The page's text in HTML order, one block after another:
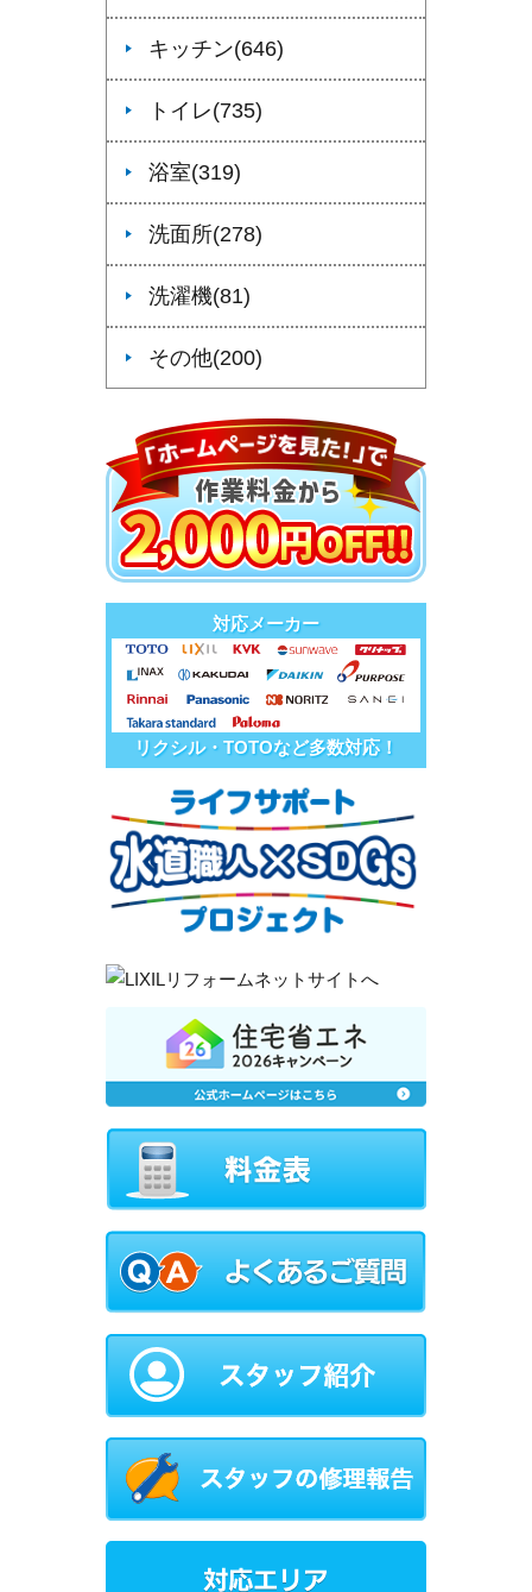
キッチン(646)
トイレ(735)
浴室(319)
洗面所(278)
洗濯機(81)
その他(200)
対応メーカー
リクシル・TOTOなど多数対応！